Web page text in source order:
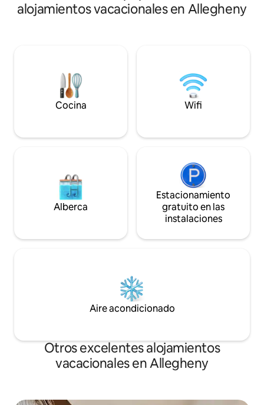
vecindarios más vibrantes de Pittsburgh.
Lavadora y secadora ⭐gratuitas en el
alojamiento ⭐Aparcamiento gratuito
fuera de la calle ⭐Escritorio con wifi
privilegiada, ¡con
2024, ¡todo hasta
cocina de granito
alojamientos vacacionales en Allegheny
Cocina Wifi
Alberca
Estacionamiento
gratuito en las
instalaciones
Aire acondicionado
Otros excelentes alojamientos
vacacionales en Allegheny